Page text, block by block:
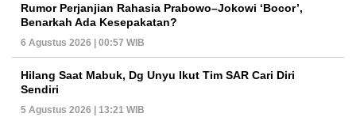
Rumor Perjanjian Rahasia Prabowo–Jokowi ‘Bocor’,
Benarkah Ada Kesepakatan?
6 Agustus 2026 | 00:57 WIB
Hilang Saat Mabuk, Dg Unyu Ikut Tim SAR Cari Diri
Sendiri
5 Agustus 2026 | 13:21 WIB